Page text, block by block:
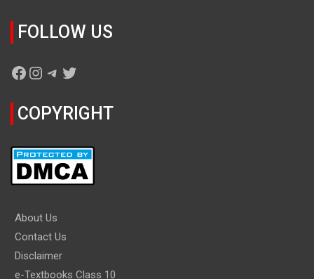
FOLLOW US
Facebook
Instagram
Telegram
Twitter
COPYRIGHT
About Us
Contact Us
Disclaimer
e-Textbooks Class 10